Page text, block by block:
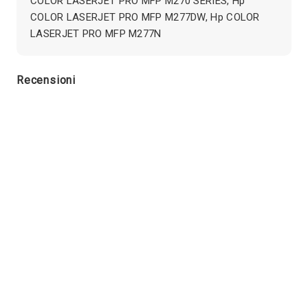
COLOR LASERJET PRO MFP M277DW, Hp COLOR
LASERJET PRO MFP M277N
Recensioni